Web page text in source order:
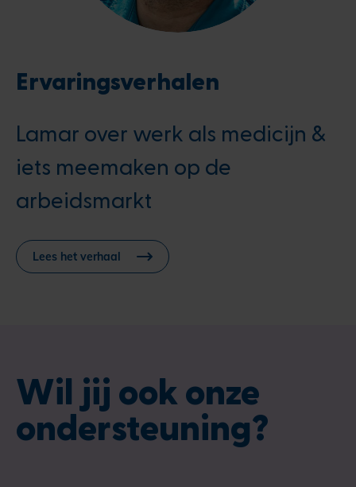
Ervaringsverhalen
Lamar over werk als medicijn &
iets meemaken op de
arbeidsmarkt
Lees het verhaal
Wil jij ook onze
ondersteuning?